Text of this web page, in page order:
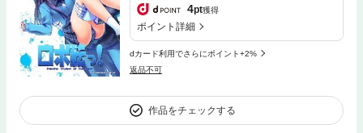
4pt獲得
ポイント詳細
dカード利用でさらにポイント+2%
返品不可
作品をチェックする